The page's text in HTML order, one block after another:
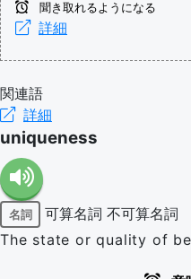
聞き取れるようになる
詳細
関連語
詳細
uniqueness
名詞 可算名詞 不可算名詞
The state or quality of